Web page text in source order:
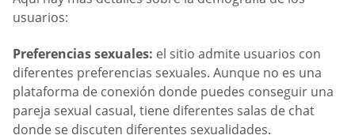
usuarios:
Preferencias sexuales: el sitio admite usuarios con
diferentes preferencias sexuales. Aunque no es una
plataforma de conexión donde puedes conseguir una
pareja sexual casual, tiene diferentes salas de chat
donde se discuten diferentes sexualidades.